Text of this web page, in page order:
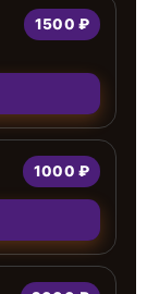
1500 ₽
1000 ₽